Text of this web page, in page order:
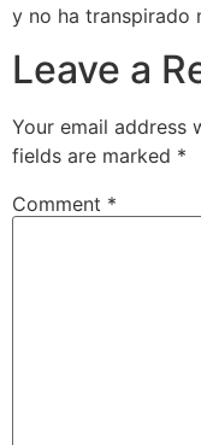
y no ha transpirado
Leave a
Your email address
fields are marked *
Comment *